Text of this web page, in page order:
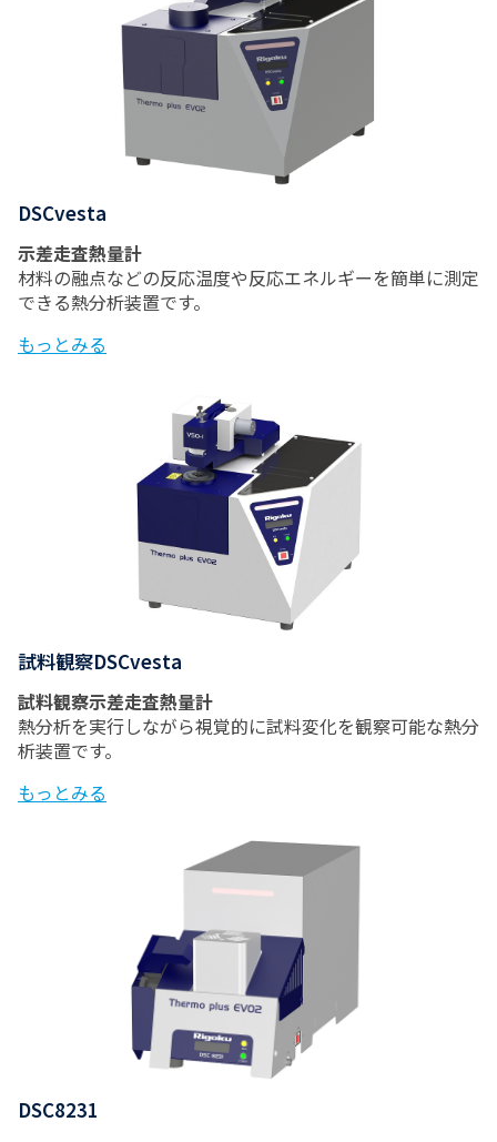
DSCvesta
示差走査熱量計
材料の融点などの反応温度や反応エネルギーを簡単に測定
できる熱分析装置です。
もっとみる
試料観察DSCvesta
試料観察示差走査熱量計
熱分析を実行しながら視覚的に試料変化を観察可能な熱分
析装置です。
もっとみる
DSC8231